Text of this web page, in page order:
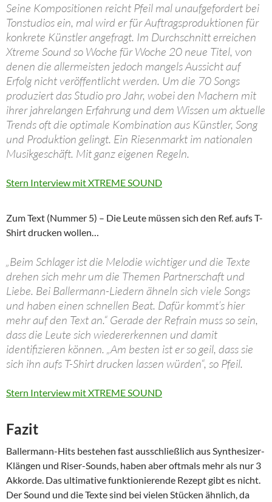
Seine Kompositionen reicht Pfeil mal unaufgefordert bei
Tonstudios ein, mal wird er für Auftragsproduktionen für
konkrete Künstler angefragt. Im Durchschnitt erreichen
Xtreme Sound so Woche für Woche 20 neue Titel, von
denen die allermeisten jedoch mangels Aussicht auf
Erfolg nicht veröffentlicht werden. Um die 70 Songs
produziert das Studio pro Jahr, wobei den Machern mit
ihrer jahrelangen Erfahrung und dem Wissen um aktuelle
Trends oft die optimale Kombination aus Künstler, Song
und Produktion gelingt. Ein Riesenmarkt im nationalen
Musikgeschäft. Mit ganz eigenen Regeln.
Stern Interview mit XTREME SOUND
Zum Text (Nummer 5) – Die Leute müssen sich den Ref. aufs T-
Shirt drucken wollen…
„Beim Schlager ist die Melodie wichtiger und die Texte
drehen sich mehr um die Themen Partnerschaft und
Liebe. Bei Ballermann-Liedern ähneln sich viele Songs
und haben einen schnellen Beat. Dafür kommt’s hier
mehr auf den Text an.“ Gerade der Refrain muss so sein,
dass die Leute sich wiedererkennen und damit
identifizieren können. „Am besten ist er so geil, dass sie
sich ihn aufs T-Shirt drucken lassen würden“, so Pfeil.
Stern Interview mit XTREME SOUND
Fazit
Ballermann-Hits bestehen fast ausschließlich aus Synthesizer-
Klängen und Riser-Sounds, haben aber oftmals mehr als nur 3
Akkorde. Das ultimative funktionierende Rezept gibt es nicht.
Der Sound und die Texte sind bei vielen Stücken ähnlich, da